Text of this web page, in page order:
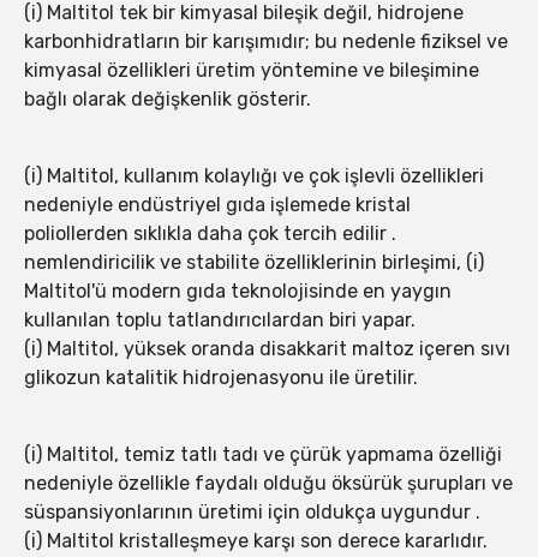
(i) Maltitol tek bir kimyasal bileşik değil, hidrojene
karbonhidratların bir karışımıdır; bu nedenle fiziksel ve
kimyasal özellikleri üretim yöntemine ve bileşimine
bağlı olarak değişkenlik gösterir.
(i) Maltitol, kullanım kolaylığı ve çok işlevli özellikleri
nedeniyle endüstriyel gıda işlemede kristal
poliollerden sıklıkla daha çok tercih edilir .
nemlendiricilik ve stabilite özelliklerinin birleşimi, (i)
Maltitol'ü modern gıda teknolojisinde en yaygın
kullanılan toplu tatlandırıcılardan biri yapar.
(i) Maltitol, yüksek oranda disakkarit maltoz içeren sıvı
glikozun katalitik hidrojenasyonu ile üretilir.
(i) Maltitol, temiz tatlı tadı ve çürük yapmama özelliği
nedeniyle özellikle faydalı olduğu öksürük şurupları ve
süspansiyonlarının üretimi için oldukça uygundur .
(i) Maltitol kristalleşmeye karşı son derece kararlıdır.